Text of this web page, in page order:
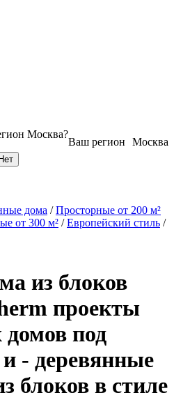
Москва
Ваш регион
Москва?
дома /Просторные от 200 м²
от 300 м² /Европейский стиль /
из блоков
проекты
под
- деревянные
блоков в стиле